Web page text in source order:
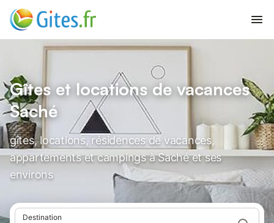
Gîtes et locations de vacances
Saché
gîtes, locations, résidences de vacances,
appartements et campings à Saché et ses
environs
Destination